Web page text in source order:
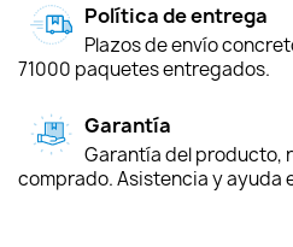
Política de entrega
Plazos de envío
71000 paquetes entregados.
Garantía
Garantía del producto,
comprado. Asistencia y ayuda